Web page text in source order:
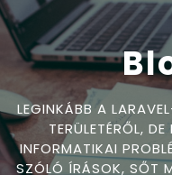
LEGINKÁBB A
TERÜLETÉRŐL,
INFORMATIKAI
SZÓLÓ ÍRÁSOK, SŐT